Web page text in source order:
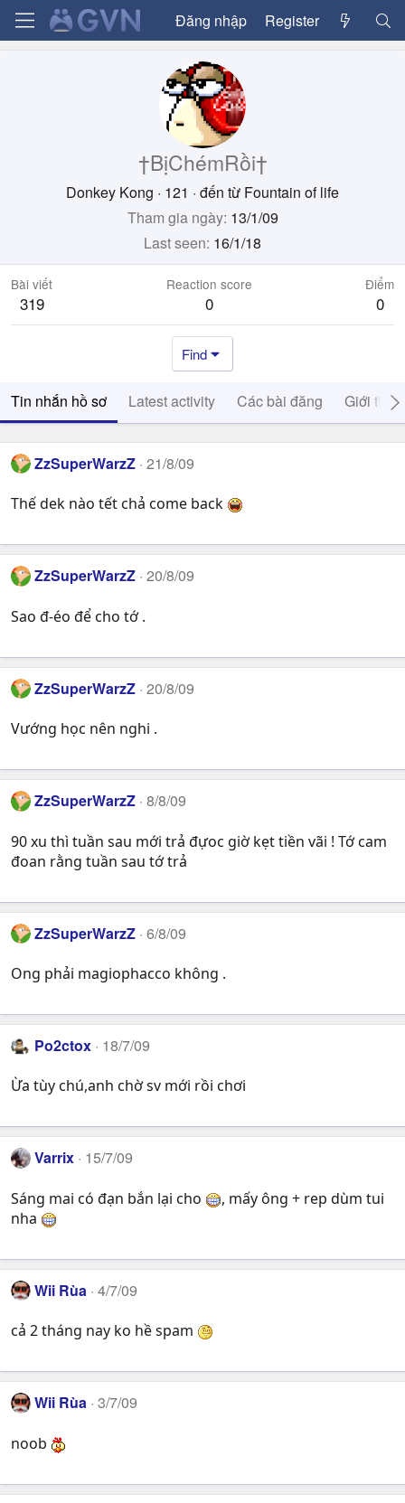
Đăng nhập Register
†BịChémRồi†
Donkey Kong · 121 · đến từ Fountain of life
Tham gia ngày 13/1/09
Last seen 16/1/18
Bài viết
319
Reaction score
0
Điểm
0
Find
Tin nhắn hồ sơ Latest activity Các bài đăng Giới thiệu
ZzSuperWarzZ 21/8/09
Thế dek nào tết chả come back
ZzSuperWarzZ 20/8/09
Sao đ-éo để cho tớ .
ZzSuperWarzZ 20/8/09
Vướng học nên nghi .
ZzSuperWarzZ 8/8/09
90 xu thì tuần sau mới trả đựoc giờ kẹt tiền vãi ! Tớ cam
đoan rằng tuần sau tớ trả
ZzSuperWarzZ 6/8/09
Ong phải magiophacco không .
Po2ctox 18/7/09
Ừa tùy chú,anh chờ sv mới rồi chơi
Varrix 15/7/09
Sáng mai có đạn bắn lại cho
, mấy ông + rep dùm tui
nha
Wii Rùa 4/7/09
cả 2 tháng nay ko hề spam
Wii Rùa 3/7/09
noob